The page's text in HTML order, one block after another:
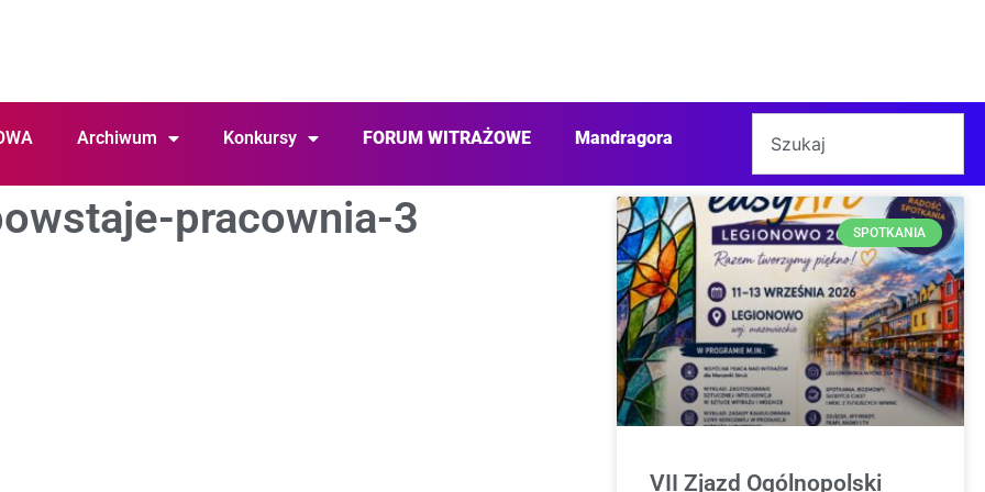
Archiwum Konkursy FORUM WITRAŻOWE Mandragora
pracownia-3 SPOTKANIA
VII Zjazd Ogólnopolski